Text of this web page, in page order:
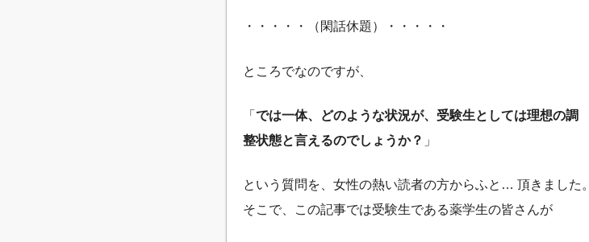
・・・・・（閑話休題）・・・・・
ところでなのですが、
「では一体、どのような状況が、受験生としては理想の調
整状態と言えるのでしょうか？ 」
という質問を、女性の熱い読者の方からふと… 頂きました。
そこで、この記事では受験生である薬学生の皆さんが